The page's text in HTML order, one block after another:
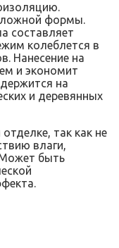
формы.
составляет
колеблется в
Нанесение на
и экономит
на
и деревянных
так как не
влаги,
быть